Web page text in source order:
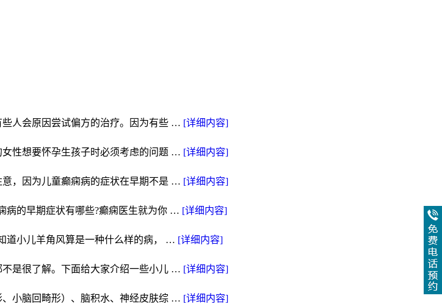
人会原因尝试偏方的治疗。因为有些 … [详细内容]
性想要怀孕生孩子时必须考虑的问题 … [详细内容]
，因为儿童癫痫病的症状在早期不是 … [详细内容]
病的早期症状有哪些?癫痫医生就为你 … [详细内容]
道小儿羊角风算是一种什么样的病， … [详细内容]
是很了解。下面给大家介绍一些小儿 … [详细内容]
小脑回畸形）、脑积水、神经皮肤综 … [详细内容]